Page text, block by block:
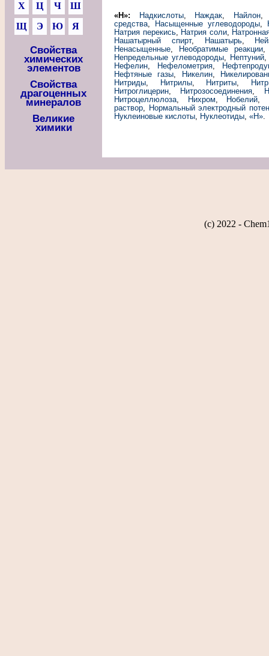
Х
Ц Ч
Ш
Щ
Э Ю Я
Свойства
химических
элементов
Свойства
драгоценных
минералов
Великие
химики
«Н»: Надкислоты, Наждак, Найлон
средства, Насыщенные углеводороды,
Натрия перекись, Натрия соли,
Нашатырный спирт, Нашатырь,
Ненасыщенные, Необратимые реакции
Непредельные углеводороды, Нептуний
Нефелин, Нефелометрия,
Нефтяные газы, Никелин,
Нитриды, Нитрилы, Нитриты,
Нитроглицерин, Нитрозосоединения,
Нитроцеллюлоза, Нихром, Нобелий,
раствор, Нормальный электродный
Нуклеиновые кислоты, Нуклеотиды, «Н».
(c) 2022 -